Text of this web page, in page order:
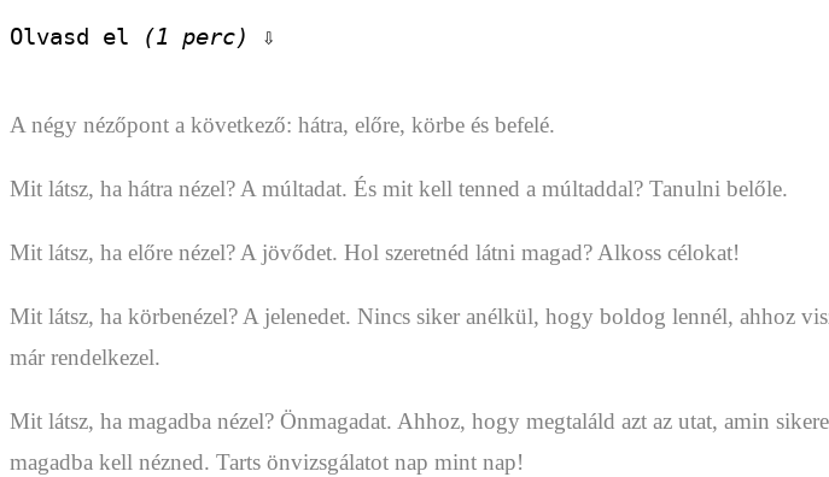
Olvasd el (1 perc) ⇩
A négy nézőpont a következő: hátra, előre, körbe és befelé.
Mit látsz, ha hátra nézel? A múltadat. És mit kell tenned a múltaddal? Tanulni belőle.
Mit látsz, ha előre nézel? A jövődet. Hol szeretnéd látni magad? Alkoss célokat!
Mit látsz, ha körbenézel? A jelenedet. Nincs siker anélkül, hogy boldog lennél, ahhoz
már rendelkezel.
Mit látsz, ha magadba nézel? Önmagadat. Ahhoz, hogy megtaláld azt az utat, amin
magadba kell nézned. Tarts önvizsgálatot nap mint nap!